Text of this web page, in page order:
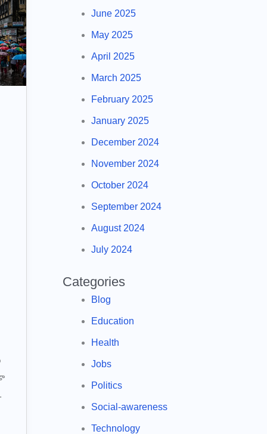
June 2025
May 2025
April 2025
March 2025
February 2025
January 2025
December 2024
November 2024
October 2024
September 2024
August 2024
July 2024
Categories
Blog
Education
Health
Jobs
Politics
Social-awareness
Technology